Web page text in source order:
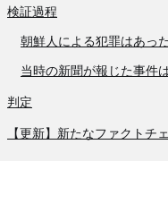
検証過程
朝鮮人による犯罪はあっ
当時の新聞が報じた事件
判定
【更新】新たなファクトチ